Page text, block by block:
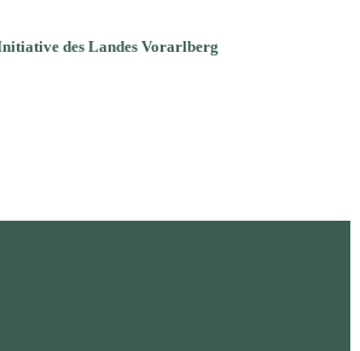
des Landes Vorarlberg